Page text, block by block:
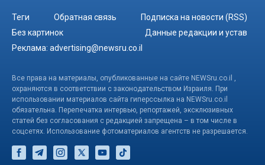
Теги Обратная связь
Подписка на новости (RSS)
Без картинок
Данные редакции и устав
Реклама: advertising@newsru.co.il
Все права на материалы, опубликованные на сайте NEWSru.co.il ,
охраняются в соответствии с законодательством Израиля. При
использовании материалов сайта гиперссылка на NEWSru.co.il
обязательна. Перепечатка интервью, репортажей, эксклюзивных
статей без согласования с редакцией запрещена – в том числе в
соцсетях. Использование фотоматериалов агентств не разрешается.